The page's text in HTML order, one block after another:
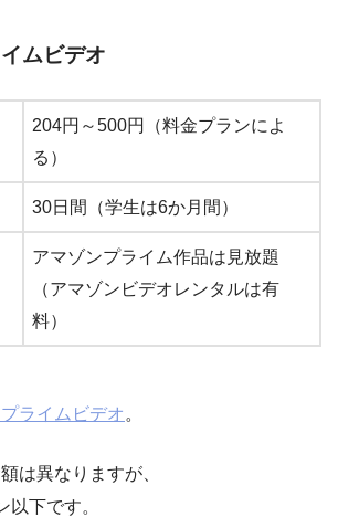
ムビデオ
204円～500円（料金プランによ
る）
30日間（学生は6か月間）
アマゾンプライム作品は見放題
（アマゾンビデオレンタルは有
料）
ライムビデオ 。
は異なりますが、
以下です。